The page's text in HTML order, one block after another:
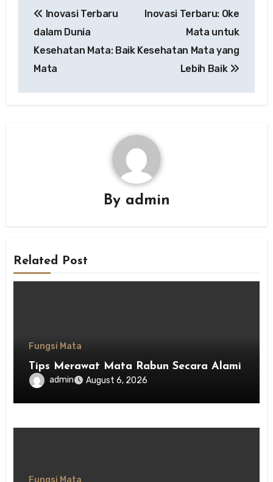
navigation
Inovasi Terbaru
dalam Dunia
Kesehatan Mata: Baik
Mata
Inovasi Terbaru: Oke
Mata untuk
Kesehatan Mata yang
Lebih Baik
By admin
Related Post
Fungsi Mata
Tips Merawat Mata Rabun Secara Alami
admin August 6, 2026
Fungsi Mata